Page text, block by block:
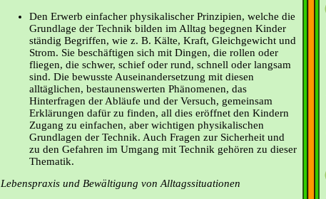
Den Erwerb einfacher physikalischer Prinzipien, welche die
Grundlage der Technik bilden im Alltag begegnen Kinder
ständig Begriffen, wie z. B. Kälte, Kraft, Gleichgewicht und
Strom. Sie beschäftigen sich mit Dingen, die rollen oder
fliegen, die schwer, schief oder rund, schnell oder langsam
sind. Die bewusste Auseinandersetzung mit diesen
alltäglichen, bestaunenswerten Phänomenen, das
Hinterfragen der Abläufe und der Versuch, gemeinsam
Erklärungen dafür zu finden, all dies eröffnet den Kindern
Zugang zu einfachen, aber wichtigen physikalischen
Grundlagen der Technik. Auch Fragen zur Sicherheit und
zu den Gefahren im Umgang mit Technik gehören zu dieser
Thematik.
Lebenspraxis und Bewältigung von Alltagssituationen